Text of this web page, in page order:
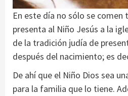
En este día no sólo se comen
presenta al Niño Jesús a la
de la tradición judía de
después del nacimiento; es
De ahí que el Niño Dios sea
para la familia que lo tiene.